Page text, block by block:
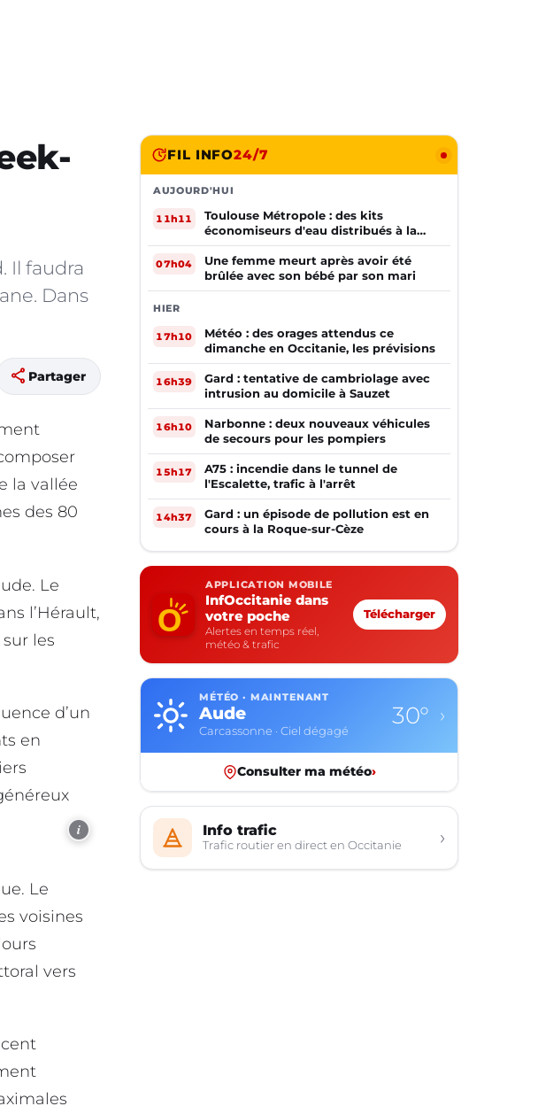
Il faudra
Dans
share Partager
la vallée
des 80
Le
l’Hérault,
les
d’un
en
i
Le
voisines
vers
FIL INFO24/7
AUJOURD'HUI
11h11
Toulouse Métropole : des kits
économiseurs d'eau distribués à la
population
07h04
Une femme meurt après avoir été
brûlée avec son bébé par son mari
HIER
17h10
Météo : des orages attendus ce
dimanche en Occitanie, les prévisions
16h39
Gard : tentative de cambriolage avec
intrusion au domicile à Sauzet
16h10
Narbonne : deux nouveaux véhicules
de secours pour les pompiers
15h17
A75 : incendie dans le tunnel de
l'Escalette, trafic à l'arrêt
14h37
Gard : un épisode de pollution est en
cours à la Roque-sur-Cèze
APPLICATION MOBILE
InfOccitanie dans
votre poche
Alertes en temps réel,
météo & trafic
Télécharger
MÉTÉO · MAINTENANT
Aude
Carcassonne · Ciel dégagé
30° ›
Consulter ma météo›
Info trafic
Trafic routier en direct en Occitanie ›